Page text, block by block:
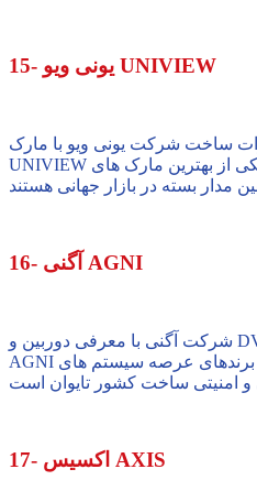
15- یونی ویو UNIVIEW
ساخت شرکت یونی ویو با مارک
UNIVIEW ساخت کشور تایوان نیز یکی از بهترین مارک های
مدار بسته در بازار جهانی هستند
16- آگنی AGNI
شرکت آگنی با معرفی دوربین و DVR و NVR های خود با مارک
AGNI از بهترین و باکیفیت ترین برندهای عرصه سیستم های
امنیتی ساخت کشور تایوان است
17- اکسیس AXIS